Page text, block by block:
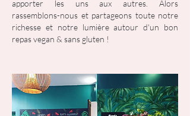
apporter les uns aux autres. Alors
rassemblons-nous et partageons toute notre
richesse et notre lumière autour d'un bon
repas vegan & sans gluten !